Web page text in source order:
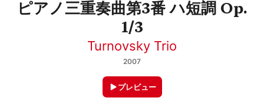
ピアノ三重奏曲第3番 ハ短調 Op.
1/3
Turnovsky Trio
2007
プレビュー